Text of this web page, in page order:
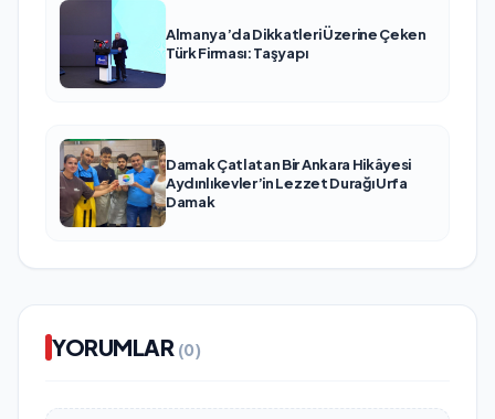
Almanya’da Dikkatleri Üzerine Çeken
Türk Firması: Taşyapı
Damak Çatlatan Bir Ankara Hikâyesi
Aydınlıkevler’in Lezzet Durağı Urfa
Damak
YORUMLAR (0)